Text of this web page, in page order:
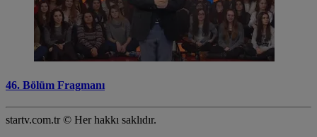
46. Bölüm Fragmanı
startv.com.tr © Her hakkı saklıdır.